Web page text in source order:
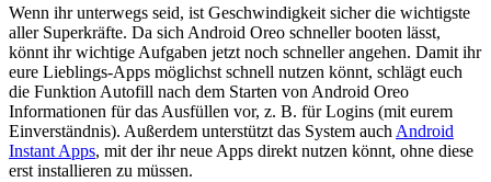
Wenn ihr unterwegs seid, ist Geschwindigkeit sicher die wichtigste
aller Superkräfte. Da sich Android Oreo schneller booten lässt,
könnt ihr wichtige Aufgaben jetzt noch schneller angehen. Damit ihr
eure Lieblings-Apps möglichst schnell nutzen könnt, schlägt euch
die Funktion Autofill nach dem Starten von Android Oreo
Informationen für das Ausfüllen vor, z. B. für Logins (mit eurem
Einverständnis). Außerdem unterstützt das System auch Android
Instant Apps, mit der ihr neue Apps direkt nutzen könnt, ohne diese
erst installieren zu müssen.